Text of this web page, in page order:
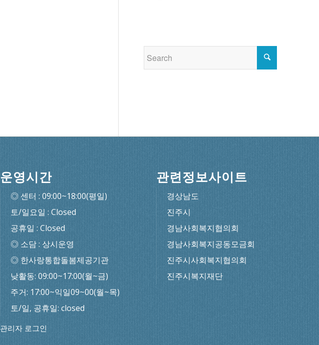
운영시간
◎ 센터 : 09:00~18:00(평일)
토/일요일 : Closed
공휴일 : Closed
◎ 소담 : 상시운영
◎ 한사랑통합돌봄제공기관
낮활동: 09:00~17:00(월~금)
주거: 17:00~익일09~00(월~목)
토/일, 공휴일: closed
관리자 로그인
관련정보사이트
경상남도
진주시
경남사회복지협의회
경남사회복지공동모금회
진주시사회복지협의회
진주시복지재단